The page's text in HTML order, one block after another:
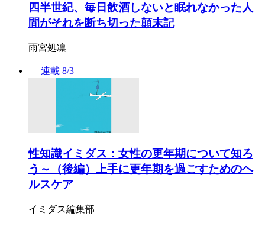
四半世紀、毎日飲酒しないと眠れなかった人
間がそれを断ち切った顛末記
雨宮処凛
連載 8/3
性知識イミダス：女性の更年期について知ろ
う～（後編）上手に更年期を過ごすためのヘ
ルスケア
イミダス編集部